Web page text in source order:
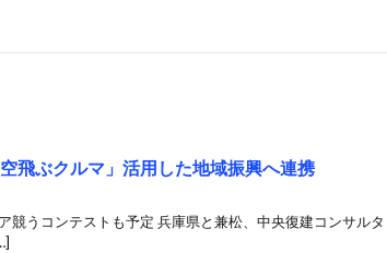
飛ぶクルマ」活用した地域振興へ連携
競うコンテストも予定 兵庫県と兼松、中央復建コンサルタ